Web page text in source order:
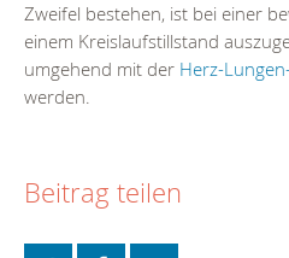
Zweifel bestehen, ist bei einer
einem Kreislaufstillstand
umgehend mit der Herz-
werden.
Beitrag teilen